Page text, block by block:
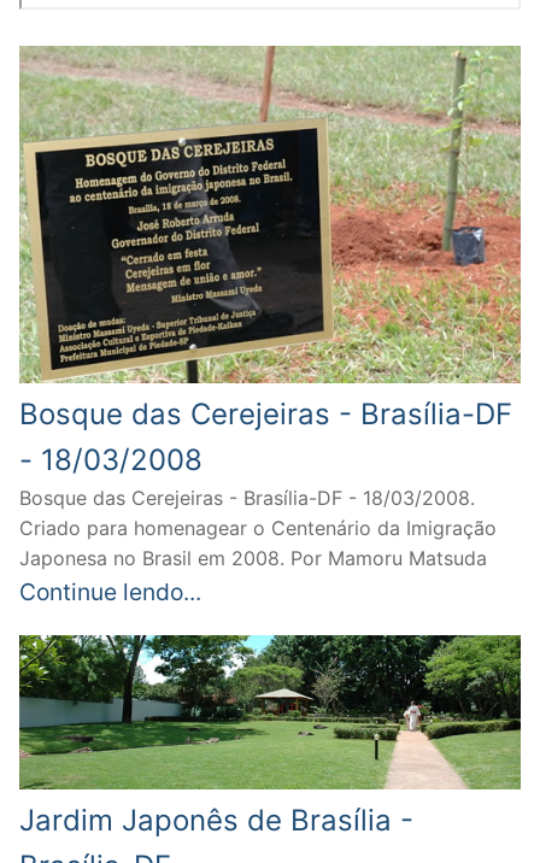
Bosque das Cerejeiras - Brasília-DF
- 18/03/2008
Bosque das Cerejeiras - Brasília-DF - 18/03/2008.
Criado para homenagear o Centenário da Imigração
Japonesa no Brasil em 2008. Por Mamoru Matsuda
Continue lendo...
Jardim Japonês de Brasília -